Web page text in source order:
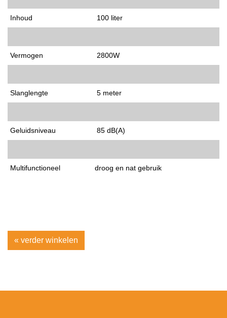
Inhoud 100 liter
Vermogen 2800W
Slanglengte 5 meter
Geluidsniveau 85 dB(A)
Multifunctioneel droog en nat gebruik
« verder winkelen